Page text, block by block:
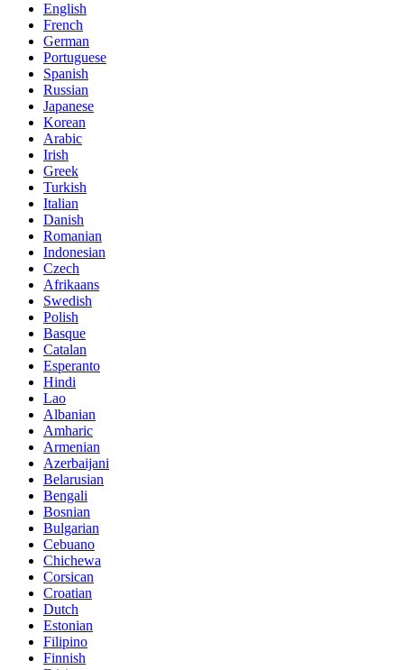
English
French
German
Portuguese
Spanish
Russian
Japanese
Korean
Arabic
Irish
Greek
Turkish
Italian
Danish
Romanian
Indonesian
Czech
Afrikaans
Swedish
Polish
Basque
Catalan
Esperanto
Hindi
Lao
Albanian
Amharic
Armenian
Azerbaijani
Belarusian
Bengali
Bosnian
Bulgarian
Cebuano
Chichewa
Corsican
Croatian
Dutch
Estonian
Filipino
Finnish